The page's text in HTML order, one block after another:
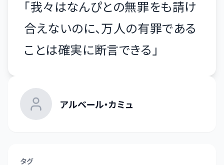
「我々はなんぴとの無罪をも請け
合えないのに、万人の有罪である
ことは確実に断言できる 」
アルベール・カミュ
タグ